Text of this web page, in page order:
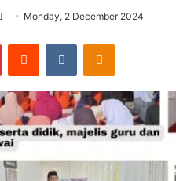
Send
email
Monday, 2 December 2024
PinterestReddit VKontakteOdnoklassniki